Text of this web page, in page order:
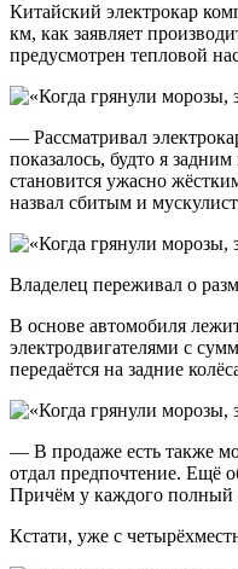
Китайский электрокар
км, как заявляет
предусмотрен тепловой
— Рассматривал
показалось, будто я
становится ужасно
назвал сбитым и
Владелец переживал о
В основе автомобиля
электродвигателями с
передаётся на задние
— В продаже есть также
отдал предпочтение. Ещё
Причём у каждого полный
Кстати, уже с